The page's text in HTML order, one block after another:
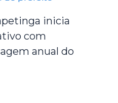
inicia
com
anual do